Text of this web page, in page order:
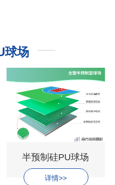
球场
半预制硅PU球场
详情>>